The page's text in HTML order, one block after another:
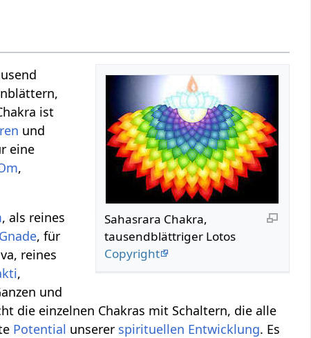
Sahasrara Chakra,
tausendblättriger Lotos
Copyright
ist
und
eine
,
, als reines
Gnade, für
reines
,
und
die einzelnen Chakras mit Schaltern, die alle
Potential unserer spirituellen Entwicklung. Es